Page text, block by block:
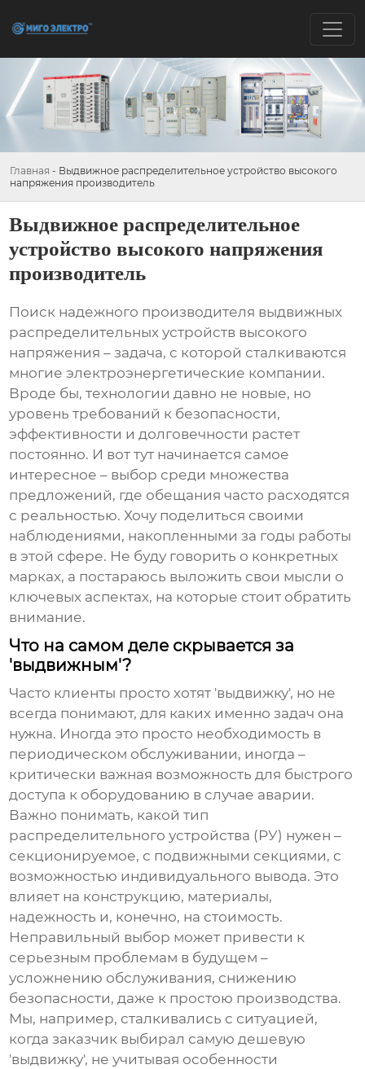
Главная - Выдвижное распределительное устройство высокого
напряжения производитель
Выдвижное распределительное
устройство высокого напряжения
производитель
Поиск надежного производителя выдвижных
распределительных устройств высокого
напряжения – задача, с которой сталкиваются
многие электроэнергетические компании.
Вроде бы, технологии давно не новые, но
уровень требований к безопасности,
эффективности и долговечности растет
постоянно. И вот тут начинается самое
интересное – выбор среди множества
предложений, где обещания часто расходятся
с реальностью. Хочу поделиться своими
наблюдениями, накопленными за годы работы
в этой сфере. Не буду говорить о конкретных
марках, а постараюсь выложить свои мысли о
ключевых аспектах, на которые стоит обратить
внимание.
Что на самом деле скрывается за
'выдвижным'?
Часто клиенты просто хотят 'выдвижку', но не
всегда понимают, для каких именно задач она
нужна. Иногда это просто необходимость в
периодическом обслуживании, иногда –
критически важная возможность для быстрого
доступа к оборудованию в случае аварии.
Важно понимать, какой тип
распределительного устройства (РУ) нужен –
секционируемое, с подвижными секциями, с
возможностью индивидуального вывода. Это
влияет на конструкцию, материалы,
надежность и, конечно, на стоимость.
Неправильный выбор может привести к
серьезным проблемам в будущем –
усложнению обслуживания, снижению
безопасности, даже к простою производства.
Мы, например, сталкивались с ситуацией,
когда заказчик выбирал самую дешевую
'выдвижку', не учитывая особенности